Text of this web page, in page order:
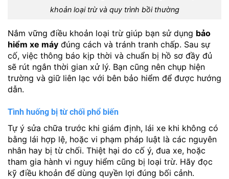
khoản loại trừ và quy trình bồi thường
Nắm vững điều khoản loại trừ giúp bạn sử dụng bảo
hiểm xe máy đúng cách và tránh tranh chấp. Sau sự
cố, việc thông báo kịp thời và chuẩn bị hồ sơ đầy đủ
sẽ rút ngắn thời gian xử lý. Bạn cũng nên chụp hiện
trường và giữ liên lạc với bên bảo hiểm để được hướng
dẫn.
Tình huống bị từ chối phổ biến
Tự ý sửa chữa trước khi giám định, lái xe khi không có
bằng lái hợp lệ, hoặc vi phạm pháp luật là các nguyên
nhân hay bị từ chối. Thiệt hại do cố ý, đua xe, hoặc
tham gia hành vi nguy hiểm cũng bị loại trừ. Hãy đọc
kỹ điều khoản để dùng quyền lợi đúng bối cảnh.